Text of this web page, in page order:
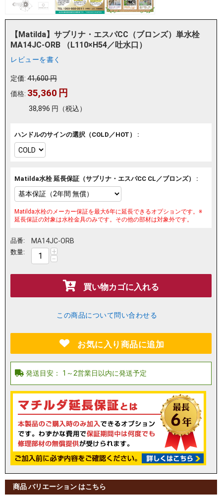
【Matilda】サブリナ・エスパCC（ブロンズ）単水栓
MA14JC-ORB （L110×H54／吐水口）
レビューを書く
定価: 41,600円
価格: 35,360 円
38,896 円 （税込）
ハンドルのサインの選択（COLD／HOT） :
Matilda水栓 延長保証（サブリナ・エスパCC CL／ブロンズ） :
Matilda水栓のメーカー保証を最大6年に延長できるオプションです。※
延長保証の対象は水栓金具のみです。その他の部材は対象外です。
品番: MA14JC-ORB
数量: +
−
買い物カゴに入れる
この商品について問い合わせる
お気に入り商品に追加
商品 バリエーション はこちら